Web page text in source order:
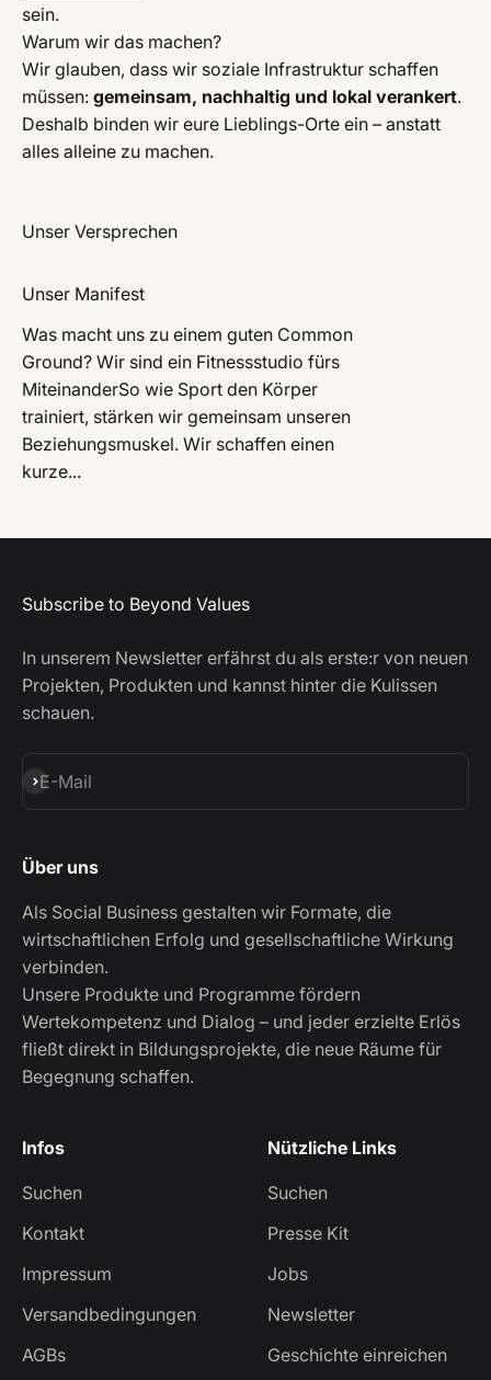
sein.
Warum wir das machen?
Wir glauben, dass wir soziale Infrastruktur schaffen
müssen: gemeinsam, nachhaltig und lokal verankert.
Deshalb binden wir eure Lieblings-Orte ein – anstatt
alles alleine zu machen.
Unser Manifest
Was macht uns zu einem guten Common
Ground? Wir sind ein Fitnessstudio fürs
MiteinanderSo wie Sport den Körper
trainiert, stärken wir gemeinsam unseren
Beziehungsmuskel. Wir schaffen einen
kurze...
Subscribe to Beyond Values
In unserem Newsletter erfährst du als erste:r von neuen
Projekten, Produkten und kannst hinter die Kulissen
schauen.
E-Mail
Abonnieren
Über uns
Als Social Business gestalten wir Formate, die
wirtschaftlichen Erfolg und gesellschaftliche Wirkung
verbinden.
Unsere Produkte und Programme fördern
Wertekompetenz und Dialog – und jeder erzielte Erlös
fließt direkt in Bildungsprojekte, die neue Räume für
Begegnung schaffen.
Infos
Suchen
Kontakt
Impressum
Versandbedingungen
AGBs
Nützliche Links
Suchen
Presse Kit
Jobs
Newsletter
Geschichte einreichen